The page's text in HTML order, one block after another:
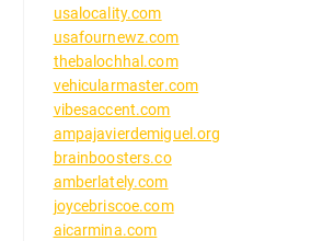
usalocality.com
usafournewz.com
thebalochhal.com
vehicularmaster.com
vibesaccent.com
ampajavierdemiguel.org
brainboosters.co
amberlately.com
joycebriscoe.com
aicarmina.com